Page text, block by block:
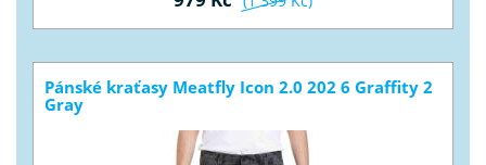
Pánské kraťasy Meatfly Icon 2.0 202 6 Graffity 2
Gray